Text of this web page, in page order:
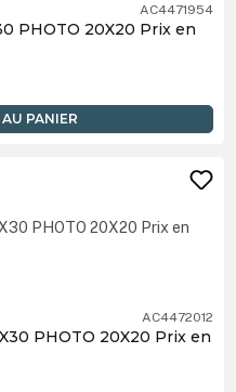
AC4471954
PHOTO 20X20 Prix en
PANIER
AC4472012
PHOTO 20X20 Prix en